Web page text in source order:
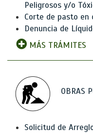
Peligrosos y/o
Corte de pasto en
Denuncia de
MÁS TRÁMITES
OBRAS
Solicitud de